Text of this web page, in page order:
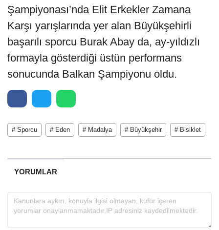
Şampiyonası’nda Elit Erkekler Zamana
Karşı yarışlarında yer alan Büyükşehirli
başarılı sporcu Burak Abay da, ay-yıldızlı
formayla gösterdiği üstün performans
sonucunda Balkan Şampiyonu oldu.
# Sporcu # Eden # Madalya # Büyükşehir # Bisiklet
YORUMLAR